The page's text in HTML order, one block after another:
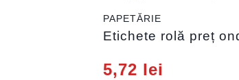
PAPETĂRIE
Etichete rolă preț
5,72 lei